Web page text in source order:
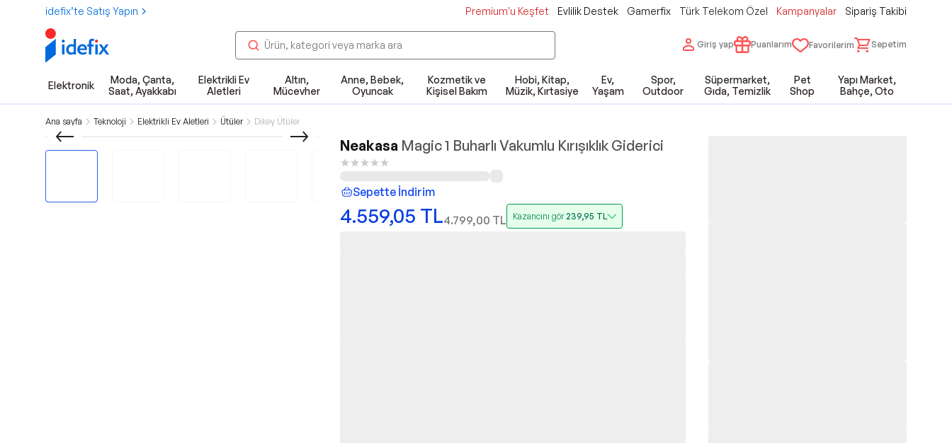
idefix’te Satış Yapın Premium'u Keşfet Evlilik Destek Gamerfix Türk Telekom Özel Kampanyalar Sipariş Takibi
Giriş yap Puanlarım Favorilerim Sepetim
Elektronik
Moda, Çanta,
Saat, Ayakkabı
Elektrikli Ev
Aletleri
Altın,
Mücevher
Anne, Bebek,
Oyuncak
Kozmetik ve
Kişisel Bakım
Hobi, Kitap,
Müzik, Kırtasiye
Ev,
Yaşam
Spor,
Outdoor
Süpermarket,
Gıda, Temizlik
Pet
Shop
Yapı Market,
Bahçe, Oto
Ana sayfa Teknoloji Elektrikli Ev Aletleri Ütüler Dikey Ütüler
Neakasa Magic 1 Buharlı Vakumlu Kırışıklık Giderici
Sepette İndirim
4.559,05 TL4.799,00 TL Kazancını gör239,95 TL